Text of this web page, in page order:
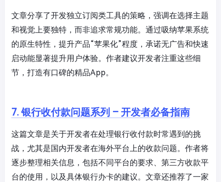
文章分享了开发独立订阅类工具的策略，强调在选择主题
和视觉上要独特，而非追求常规功能。通过吸纳苹果系统
的原生特性，提升产品“苹果化”程度，承诺无广告和快速
启动能显著提升用户体验。作者建议开发者注重这些细
节，打造有口碑的精品App。
7. 银行收付款问题系列 – 开发者必备指南
这篇文章是关于开发者在处理银行收付款时常遇到的挑
战，尤其是国内开发者在海外平台上的收款问题。作者将
逐步整理相关信息，包括不同平台的要求、第三方收款平
台的使用，以及具体银行办卡的建议。文章还推荐了一家